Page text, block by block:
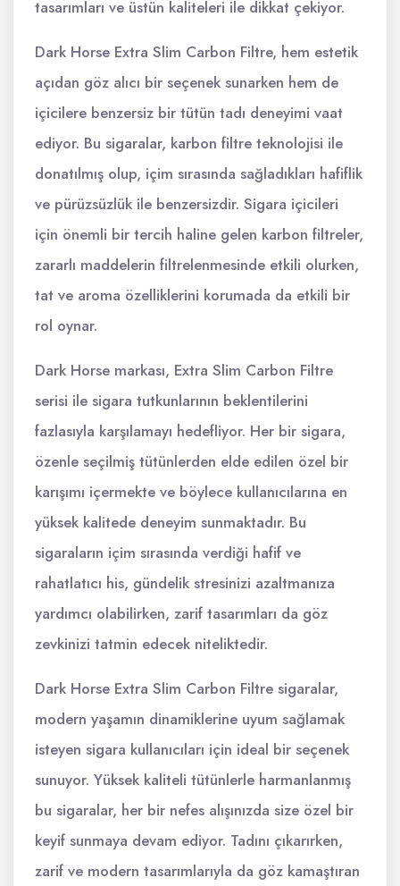
tasarımları ve üstün kaliteleri ile dikkat çekiyor.
Dark Horse Extra Slim Carbon Filtre, hem estetik
açıdan göz alıcı bir seçenek sunarken hem de
içicilere benzersiz bir tütün tadı deneyimi vaat
ediyor. Bu sigaralar, karbon filtre teknolojisi ile
donatılmış olup, içim sırasında sağladıkları hafiflik
ve pürüzsüzlük ile benzersizdir. Sigara içicileri
için önemli bir tercih haline gelen karbon filtreler,
zararlı maddelerin filtrelenmesinde etkili olurken,
tat ve aroma özelliklerini korumada da etkili bir
rol oynar.
Dark Horse markası, Extra Slim Carbon Filtre
serisi ile sigara tutkunlarının beklentilerini
fazlasıyla karşılamayı hedefliyor. Her bir sigara,
özenle seçilmiş tütünlerden elde edilen özel bir
karışımı içermekte ve böylece kullanıcılarına en
yüksek kalitede deneyim sunmaktadır. Bu
sigaraların içim sırasında verdiği hafif ve
rahatlatıcı his, gündelik stresinizi azaltmanıza
yardımcı olabilirken, zarif tasarımları da göz
zevkinizi tatmin edecek niteliktedir.
Dark Horse Extra Slim Carbon Filtre sigaralar,
modern yaşamın dinamiklerine uyum sağlamak
isteyen sigara kullanıcıları için ideal bir seçenek
sunuyor. Yüksek kaliteli tütünlerle harmanlanmış
bu sigaralar, her bir nefes alışınızda size özel bir
keyif sunmaya devam ediyor. Tadını çıkarırken,
zarif ve modern tasarımlarıyla da göz kamaştıran